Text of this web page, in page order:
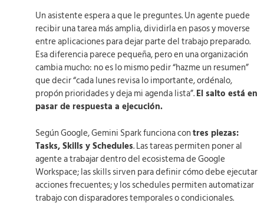
Un asistente espera a que le preguntes. Un agente puede
recibir una tarea más amplia, dividirla en pasos y moverse
entre aplicaciones para dejar parte del trabajo preparado.
Esa diferencia parece pequeña, pero en una organización
cambia mucho: no es lo mismo pedir “hazme un resumen”
que decir “cada lunes revisa lo importante, ordénalo,
propón prioridades y deja mi agenda lista”.El salto está en
pasar de respuesta a ejecución.
Según Google, Gemini Spark funciona contres piezas:
Tasks, Skills y Schedules. Las tareas permiten poner al
agente a trabajar dentro del ecosistema de Google
Workspace; las skills sirven para definir cómo debe ejecutar
acciones frecuentes; y los schedules permiten automatizar
trabajo con disparadores temporales o condicionales.